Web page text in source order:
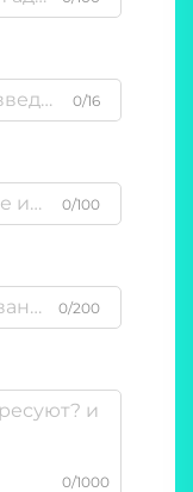
0/16
0/100
0/200
0/1000